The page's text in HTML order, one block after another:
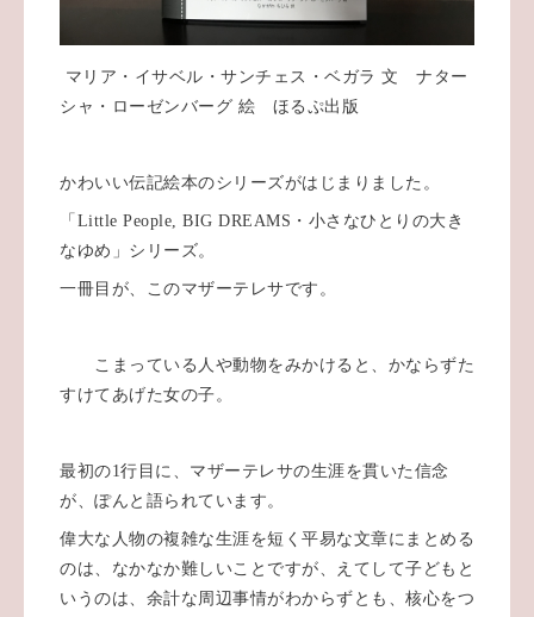
マリア・イサベル・サンチェス・ベガラ 文 ナター
シャ・ローゼンバーグ 絵 ほるぷ出版
かわいい伝記絵本のシリーズがはじまりました。
「Little People, BIG DREAMS・小さなひとりの大き
なゆめ」シリーズ。
一冊目が、このマザーテレサです。
こまっている人や動物をみかけると、かならずた
すけてあげた女の子。
最初の1行目に、マザーテレサの生涯を貫いた信念
が、ぽんと語られています。
偉大な人物の複雑な生涯を短く平易な文章にまとめる
のは、なかなか難しいことですが、えてして子どもと
いうのは、余計な周辺事情がわからずとも、核心をつ